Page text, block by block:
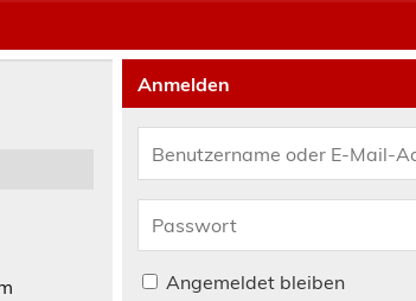
Anmelden
Angemeldet bleiben